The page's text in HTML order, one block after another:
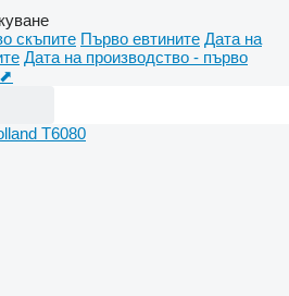
скъпите Първо евтините Дата на
Дата на производство - първо